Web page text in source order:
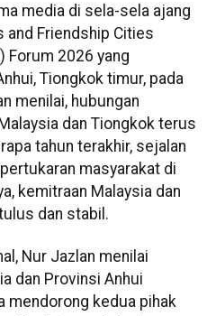
media di sela-sela ajang
and Friendship Cities
Forum 2026 yang
Tiongkok timur, pada
menilai, hubungan
dan Tiongkok terus
tahun terakhir, sejalan
masyarakat di
kemitraan Malaysia dan
dan stabil.
Nur Jazlan menilai
dan Provinsi Anhui
mendorong kedua pihak